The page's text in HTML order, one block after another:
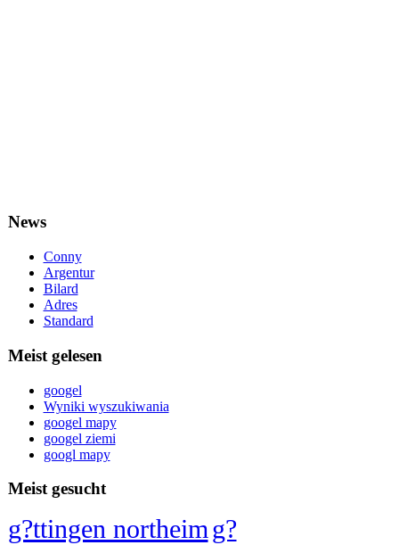
News
Conny
Argentur
Bilard
Adres
Standard
Meist gelesen
googel
Wyniki wyszukiwania
googel mapy
googel ziemi
googl mapy
Meist gesucht
g?ttingen northeimg?